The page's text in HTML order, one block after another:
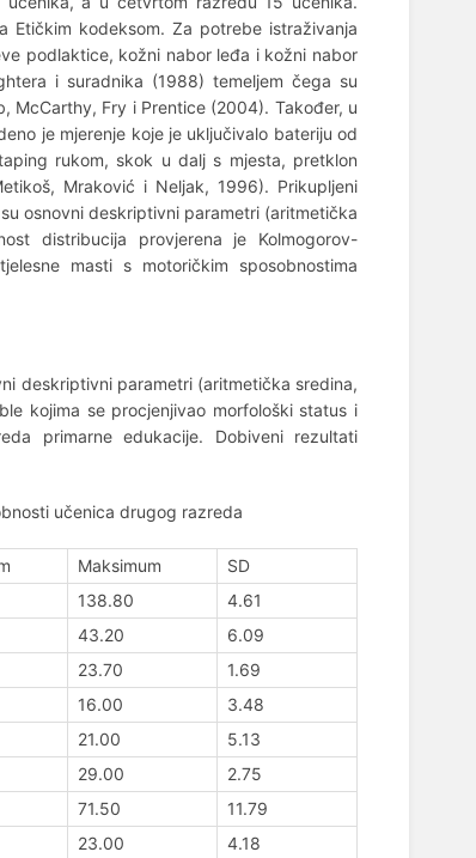
Etičkim kodeksom. Za potrebe istraživanja
podlaktice, kožni nabor leđa i kožni nabor
i suradnika (1988) temeljem čega su
McCarthy, Fry i Prentice (2004). Također, u
je mjerenje koje je uključivalo bateriju od
rukom, skok u dalj s mjesta, pretklon
Mraković i Neljak, 1996). Prikupljeni
osnovni deskriptivni parametri (aritmetička
distribucija provjerena je Kolmogorov-
masti s motoričkim sposobnostima
parametri (aritmetička sredina,
kojima se procjenjivao morfološki status i
primarne edukacije. Dobiveni rezultati
učenica drugog razreda
Maksimum
SD
138.80
4.61
43.20
6.09
23.70
1.69
16.00
3.48
21.00
5.13
29.00
2.75
71.50
11.79
23.00
4.18